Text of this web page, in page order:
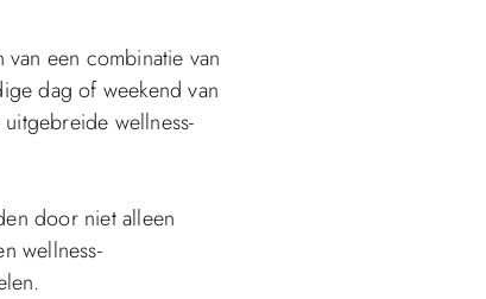
van een combinatie van
dag of weekend van
wellness-
door niet alleen
wellness-